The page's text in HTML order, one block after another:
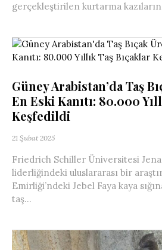
gerçekleştirilen kurtarma
Güney Arabistan’da Taş
En Eski Kanıtı: 80.000
Keşfedildi
21 Şubat 2025
Friedrich Schiller Üniversitesi
liderliğindeki uluslararası bir
Emirliği’ndeki Jebel Faya kaya
taş...